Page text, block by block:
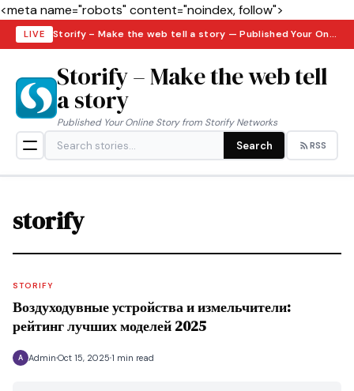
<meta name="robots" content="noindex, follow">
LIVE Storify – Make the web tell a story — Published Your Online Story from Storify Networks · Saturday, August 8, 2026
Storify – Make the web tell
a story
Published Your Online Story from Storify Networks
Search RSS
storify
STORIFY
Воздуходувные устройства и измельчители:
рейтинг лучших моделей 2025
A Admin Oct 15, 2025 1 min read